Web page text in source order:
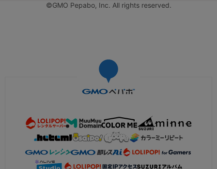
©GMO Pepabo, Inc. All rights reserved.